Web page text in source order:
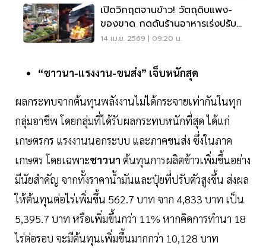
เปิดวิกฤตจานข้าว! วัตถุดิบแพง-
ของขาด กดดันร้านอาหารเร่งปรับ
ตัว
14 เม.ย. 2569 | 09:20 น.
“ชาวนา-แรงงาน-ขนส่ง” เจ็บหนักสุด
ผลกระทบจากต้นทุนพลังงานไม่ได้กระจายเท่ากันในทุก
กลุ่มอาชีพ โดยกลุ่มที่ได้รับผลกระทบหนักที่สุด ได้แก่
เกษตรกร แรงงานนอกระบบ และภาคขนส่ง ซึ่งในภาค
เกษตร โดยเฉพาะชาวนา ต้นทุนการผลิตข้าวเพิ่มขึ้นอย่าง
มีนัยสำคัญ จากทั้งราคาน้ำมันและปุ๋ยที่ปรับตัวสูงขึ้น ส่งผล
ให้ต้นทุนต่อไร่เพิ่มขึ้น 562.7 บาท จาก 4,833 บาท เป็น
5,395.7 บาท หรือเพิ่มขึ้นกว่า 11% หากคิดการทำนา 18
ไร่ต่อรอบ จะมีต้นทุนเพิ่มขึ้นมากกว่า 10,128 บาท